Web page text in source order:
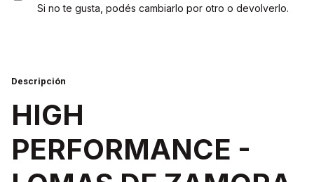
Si no te gusta, podés cambiarlo por otro o devolverlo.
Descripción
HIGH
PERFORMANCE -